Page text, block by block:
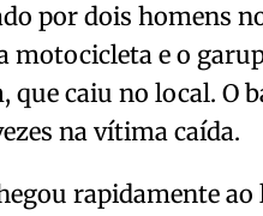
por dois homens
motocicleta e o
que caiu no local. O
na vítima caída.
rapidamente